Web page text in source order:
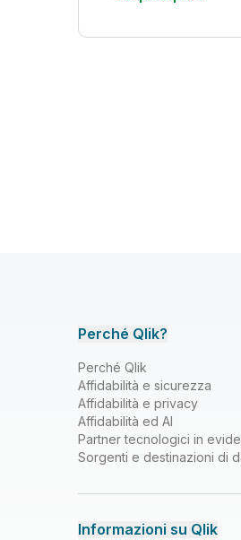
Perché Qlik?
Perché Qlik
Affidabilità e sicurezza
Affidabilità e privacy
Affidabilità ed AI
Partner tecnologici in
Sorgenti e destinazioni di
Informazioni su Qlik